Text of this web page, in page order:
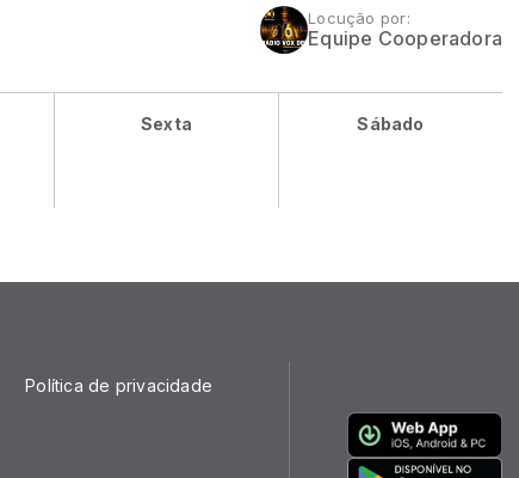
Locução por:
Equipe Cooperadora
Sexta Sábado
Política de privacidade